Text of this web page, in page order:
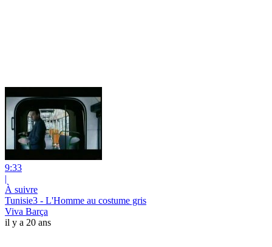
9:33
|
À suivre
Tunisie3 - L'Homme au costume gris
Viva Barça
il y a 20 ans